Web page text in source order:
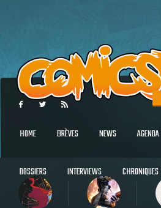
HOME BRÈVES NEWS AGENDA
DOSSIERS INTERVIEWS CHRONIQUES